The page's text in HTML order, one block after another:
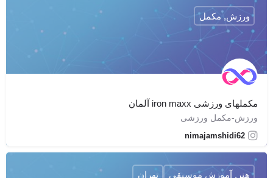
مکملهای ورزشی iron maxx آلمان
ورزش-مکمل ورزشی
nimajamshidi62
ورزش, مکمل
هنر, آموزش موسیقی تهران